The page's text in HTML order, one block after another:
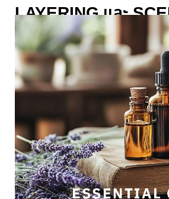
LAYERING และ
STACKING ต่างกันอ